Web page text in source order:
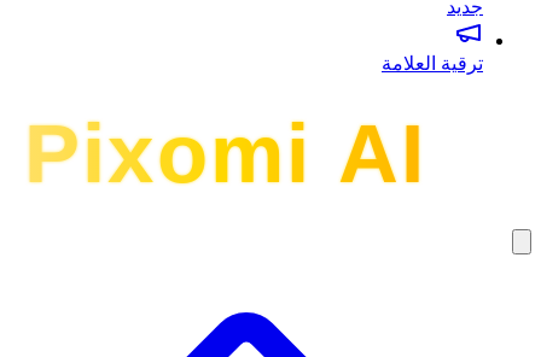
جديد
ترقية العلامة